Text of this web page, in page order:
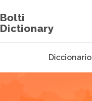
Bolti
Dictionary
Diccionario